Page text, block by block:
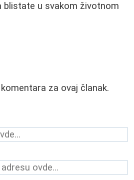
blistate u svakom životnom
za ovaj članak.